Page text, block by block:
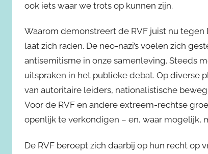
ook iets waar we trots op kunnen zijn.
Waarom demonstreert de RVF juist nu
laat zich raden. De neo-nazi’s voelen zich
antisemitisme in onze samenleving. Steeds
uitspraken in het publieke debat. Op
van autoritaire leiders, nationalistische
Voor de RVF en andere extreem-rechtse
openlijk te verkondigen – en, waar mogelijk,
De RVF beroept zich daarbij op hun recht